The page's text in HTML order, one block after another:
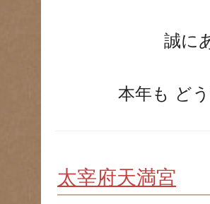
誠に
本年も ど
太宰府天満宮